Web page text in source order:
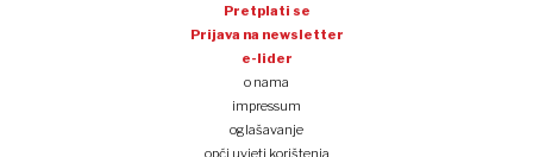
Volkswagen pred 50 tisuća novih otkaza i zatvaranjem tvornica
Biznis i politika
Tvrtke i tržišta
Financije